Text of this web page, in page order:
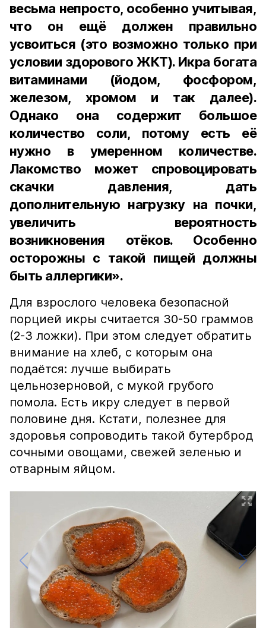
весьма непросто, особенно учитывая,
что он ещё должен правильно
усвоиться (это возможно только при
условии здорового ЖКТ). Икра богата
витаминами (йодом, фосфором,
железом, хромом и так далее).
Однако она содержит большое
количество соли, потому есть её
нужно в умеренном количестве.
Лакомство может спровоцировать
скачки давления, дать
дополнительную нагрузку на почки,
увеличить вероятность
возникновения отёков. Особенно
осторожны с такой пищей должны
быть аллергики».
Для взрослого человека безопасной
порцией икры считается 30-50 граммов
(2-3 ложки). При этом следует обратить
внимание на хлеб, с которым она
подаётся: лучше выбирать
цельнозерновой, с мукой грубого
помола. Есть икру следует в первой
половине дня. Кстати, полезнее для
здоровья сопроводить такой бутерброд
сочными овощами, свежей зеленью и
отварным яйцом.